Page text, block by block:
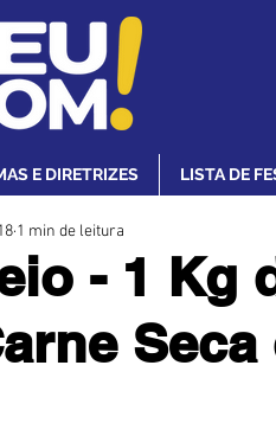
E DIRETRIZES LISTA DE
- 1 Kg
1 min de leitura